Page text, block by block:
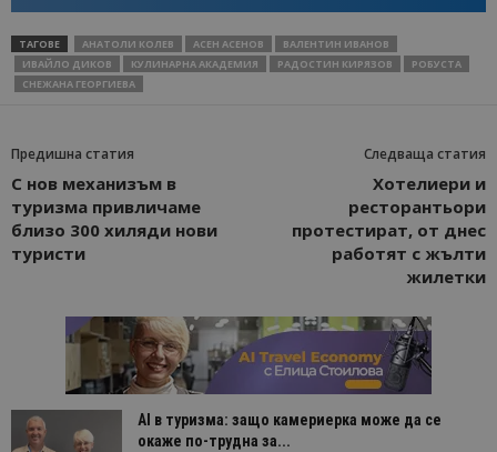
ТАГОВЕ АНАТОЛИ КОЛЕВ АСЕН АСЕНОВ
ВАЛЕНТИН ИВАНОВ
ИВАЙЛО ДИКОВ
КУЛИНАРНА АКАДЕМИЯ РАДОСТИН КИРЯЗОВ
РОБУСТА
СНЕЖАНА ГЕОРГИЕВА
Предишна статия
С нов механизъм в
туризма привличаме
близо 300 хиляди нови
туристи
Следваща статия
Хотелиери и
ресторантьори
протестират, от днес
работят с жълти
жилетки
AI в туризма: защо камериерка може да се
окаже по-трудна за...